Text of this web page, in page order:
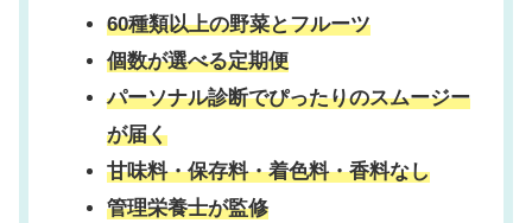
60種類以上の野菜とフルーツ
個数が選べる定期便
パーソナル診断でぴったりのスムージー
が届く
甘味料・保存料・着色料・香料なし
管理栄養士が監修